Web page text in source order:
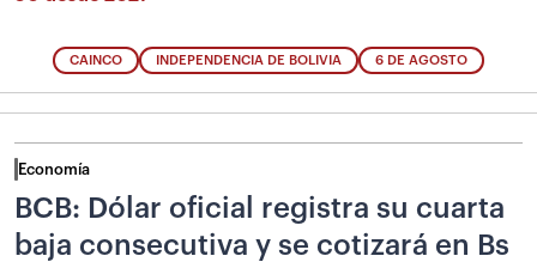
CAINCO INDEPENDENCIA DE BOLIVIA 6 DE AGOSTO
Economía
BCB: Dólar oficial registra su cuarta
baja consecutiva y se cotizará en Bs